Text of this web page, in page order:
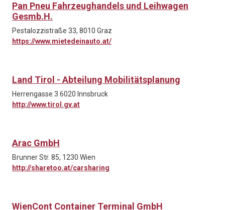
Pan Pneu Fahrzeughandels und Leihwagen
Gesmb.H.
Pestalozzistraße 33, 8010 Graz
https://www.mietedeinauto.at/
Land Tirol - Abteilung Mobilitätsplanung
Herrengasse 3 6020 Innsbruck
http://www.tirol.gv.at
Arac GmbH
Brunner Str. 85, 1230 Wien
http://sharetoo.at/carsharing
WienCont Container Terminal GmbH